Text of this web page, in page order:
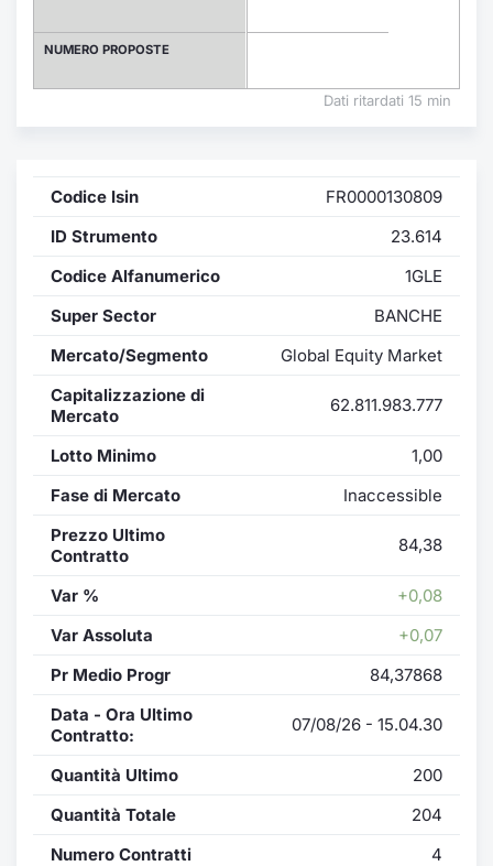
NUMERO PROPOSTE
Dati ritardati 15 min
Codice Isin
FR0000130809
ID Strumento
23.614
Codice Alfanumerico
1GLE
Super Sector
BANCHE
Mercato/Segmento
Global Equity Market
Capitalizzazione di
Mercato
62.811.983.777
Lotto Minimo
1,00
Fase di Mercato
Inaccessible
Prezzo Ultimo
Contratto
84,38
Var %
+0,08
Var Assoluta
+0,07
Pr Medio Progr
84,37868
Data - Ora Ultimo
Contratto:
07/08/26 - 15.04.30
Quantità Ultimo
200
Quantità Totale
204
Numero Contratti
4
Avvisi
KID